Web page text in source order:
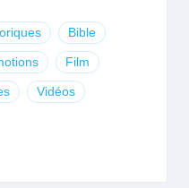
Bible
Film
Vidéos